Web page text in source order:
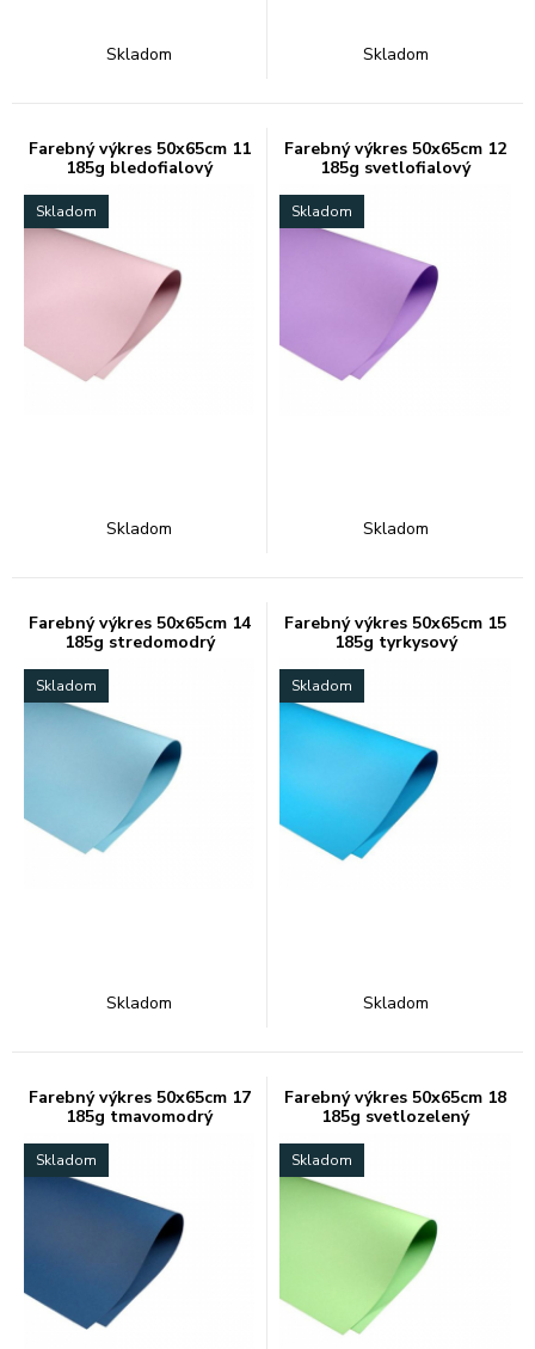
Skladom Skladom
Farebný výkres 50x65cm 11
185g bledofialový
Skladom
Skladom
Farebný výkres 50x65cm 12
185g svetlofialový
Skladom
Skladom
Farebný výkres 50x65cm 14
185g stredomodrý
Skladom
Skladom
Farebný výkres 50x65cm 15
185g tyrkysový
Skladom
Skladom
Farebný výkres 50x65cm 17
185g tmavomodrý
Skladom
Farebný výkres 50x65cm 18
185g svetlozelený
Skladom